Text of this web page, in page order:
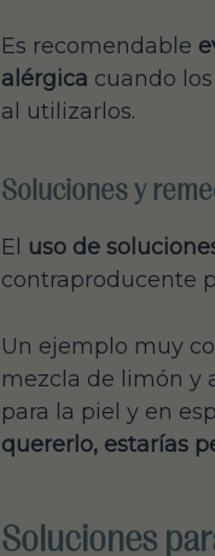
Es recomendable
alérgica cuando
al utilizarlos.
Soluciones y
El uso de
contraproducente
Un ejemplo muy
mezcla de limón y
para la piel y en
quererlo, estarías
Soluciones